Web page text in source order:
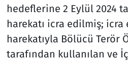
hedeflerine 2 Eylül 2024
harekatı icra edilmiş; icra
harekatıyla Bölücü Terör
tarafından kullanılan ve